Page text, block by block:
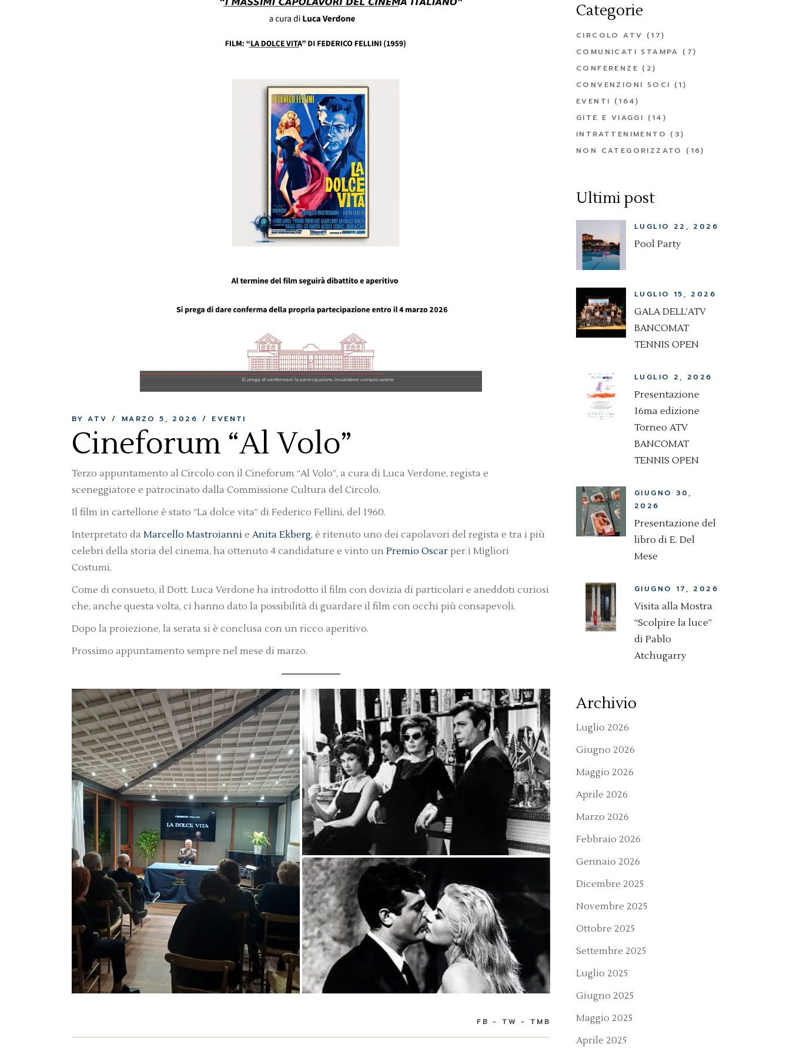
BY ATV MARZO 5, 2026 EVENTI
Cineforum “Al Volo”
Terzo appuntamento al Circolo con il Cineforum “Al Volo”, a cura di Luca Verdone, regista e
sceneggiatore e patrocinato dalla Commissione Cultura del Circolo.
Il film in cartellone è stato “La dolce vita” di Federico Fellini, del 1960.
Interpretato da Marcello Mastroianni e Anita Ekberg, è ritenuto uno dei capolavori del regista e tra i più
celebri della storia del cinema, ha ottenuto 4 candidature e vinto un Premio Oscar per i Migliori
Costumi.
Come di consueto, il Dott. Luca Verdone ha introdotto il film con dovizia di particolari e aneddoti curiosi
che, anche questa volta, ci hanno dato la possibilità di guardare il film con occhi più consapevoli.
Dopo la proiezione, la serata si è conclusa con un ricco aperitivo.
Prossimo appuntamento sempre nel mese di marzo.
FB TW TMB
Categorie
CIRCOLO ATV (17)
COMUNICATI STAMPA (7)
CONFERENZE (2)
CONVENZIONI SOCI (1)
EVENTI (164)
GITE E VIAGGI (14)
INTRATTENIMENTO (3)
NON CATEGORIZZATO
(16)
Ultimi post
LUGLIO 22, 2026
Pool Party
LUGLIO 15, 2026
GALA DELL’ATV
BANCOMAT
TENNIS OPEN
LUGLIO 2, 2026
Presentazione
16ma edizione
Torneo ATV
BANCOMAT
TENNIS OPEN
GIUGNO 30,
2026
Presentazione del
libro di E. Del
Mese
GIUGNO 17, 2026
Visita alla Mostra
“Scolpire la luce”
di Pablo
Atchugarry
Archivio
Luglio 2026
Giugno 2026
Maggio 2026
Aprile 2026
Marzo 2026
Febbraio 2026
Gennaio 2026
Dicembre 2025
Novembre 2025
Ottobre 2025
Settembre 2025
Luglio 2025
Giugno 2025
Maggio 2025
Aprile 2025